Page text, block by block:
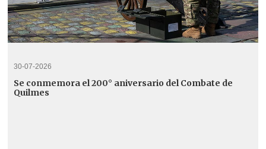
30-07-2026
Se conmemora el 200° aniversario del Combate de
Quilmes